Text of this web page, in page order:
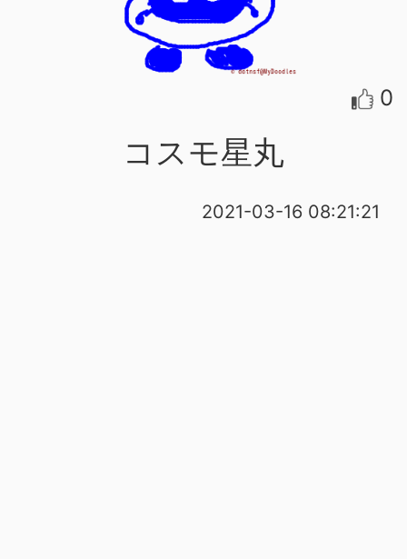
0
コスモ星丸
2021-03-16 08:21:21